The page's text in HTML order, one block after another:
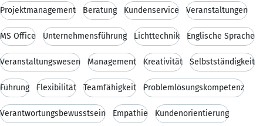
Projektmanagement Beratung Kundenservice Veranstaltungen
MS Office Unternehmensführung Lichttechnik Englische Sprache
Veranstaltungswesen Management Kreativität Selbstständigkeit
Führung Flexibilität Teamfähigkeit Problemlösungskompetenz
Verantwortungsbewusstsein Empathie Kundenorientierung